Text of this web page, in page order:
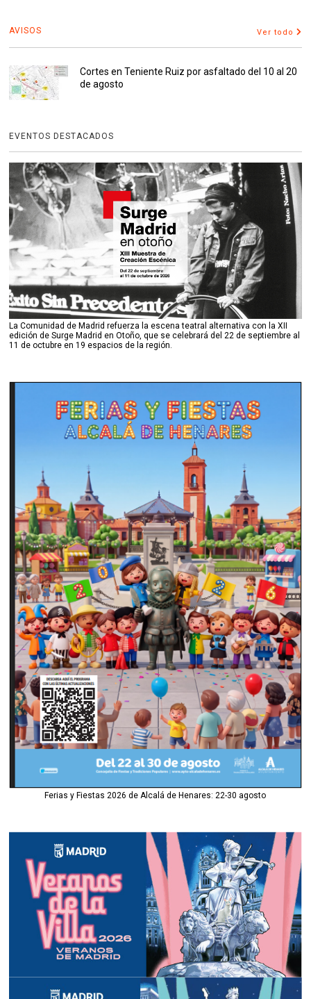
AVISOS Ver todo
Cortes en Teniente Ruiz por asfaltado del 10 al 20
de agosto
EVENTOS DESTACADOS
La Comunidad de Madrid refuerza la escena teatral alternativa con la XII
edición de Surge Madrid en Otoño, que se celebrará del 22 de septiembre al
11 de octubre en 19 espacios de la región.
Ferias y Fiestas 2026 de Alcalá de Henares: 22-30 agosto